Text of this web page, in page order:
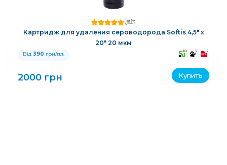
3
Картридж для удаления сероводорода Softis 4,5" х
20" 20 мкм
Від 390 грн/пл. 10 3 3
2000 грн Купить